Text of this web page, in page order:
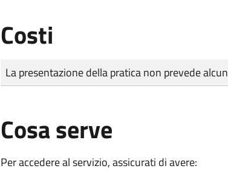
Costi
Tipo di pagamento
Importo
La presentazione della pratica non prevede
Cosa serve
Per accedere al servizio, assicurati di avere: